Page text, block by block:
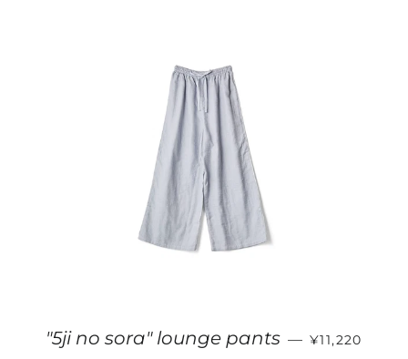
"5ji no sora" lounge pants — 通常価格
¥11,220